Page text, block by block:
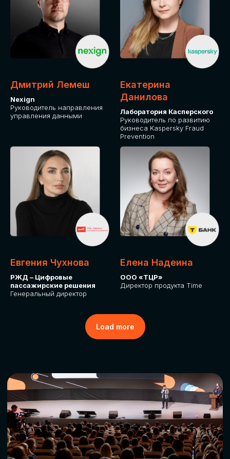
Дмитрий Лемеш
Nexign
Руководитель направления
управления данными
Екатерина
Данилова
Лаборатория Касперского
Руководитель по развитию
бизнеса Kaspersky Fraud
Prevention
Евгения Чухнова
РЖД – Цифровые
пассажирские решения
Генеральный директор
Елена Надеина
ООО «ТЦР»
Директор продукта Time
Load more
ДЛЯ ОПЛАТЫ БИЛЕТОВ
ОТ ФИЗИЧЕСКОГО ЛИЦА
Оплата через сервис Timepad
ПРИОБРЕСТИ БИЛЕТ